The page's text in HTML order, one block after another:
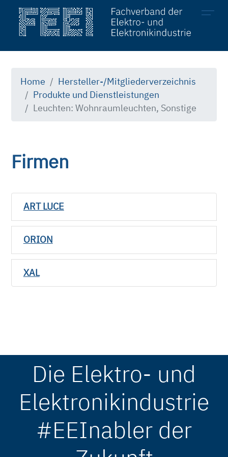
Mitglieder
Hersteller
Produkte & Dienstleistungen
Home
Hersteller-/Mitgliederverzeichnis
Produkte und Dienstleistungen
Leuchten: Wohnraumleuchten, Sonstige
Firmen
ART LUCE
ORION
XAL
Die Elektro- und
Elektronikindustrie
#EEInabler der